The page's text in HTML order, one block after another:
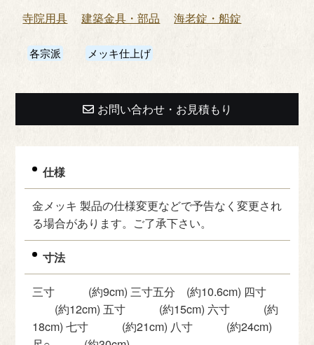
寺院用具 建築金具・部品 海老錠・船錠
各宗派 メッキ仕上げ
お問い合わせ・お見積もり
仕様
金メッキ 製品の仕様変更などで予告なく変更され
る場合があります。ご了承下さい。
寸法
三寸 (約9cm) 三寸五分 (約10.6cm) 四寸
(約12cm) 五寸 (約15cm) 六寸 (約
18cm) 七寸 (約21cm) 八寸 (約24cm)